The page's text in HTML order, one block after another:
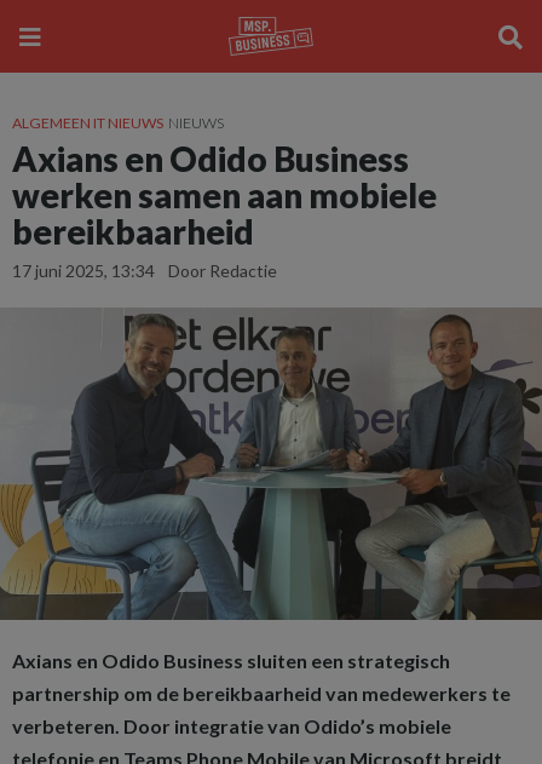
ALGEMEEN IT NIEUWS NIEUWS
Axians en Odido Business
werken samen aan mobiele
bereikbaarheid
17 juni 2025, 13:34 Door Redactie
Axians en Odido Business sluiten een strategisch
partnership om de bereikbaarheid van medewerkers te
verbeteren. Door integratie van Odido’s mobiele
telefonie en Teams Phone Mobile van Microsoft breidt